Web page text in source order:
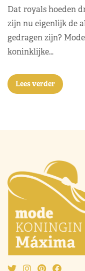
Dat royals hoeden
zijn nu eigenlijk de
gedragen zijn?
koninklijke…
Lees verder